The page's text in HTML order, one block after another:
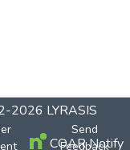
2026 LYRASIS
Send
Feedback
COAR Notify